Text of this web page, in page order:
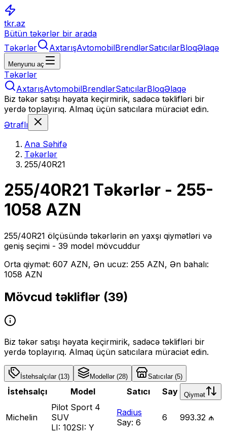
tkr.az
Bütün təkərlər bir arada
Təkərlər
AxtarışAvtomobilBrendlərSatıcılarBloqƏlaqə
Menyunu aç
Təkərlər
AxtarışAvtomobilBrendlərSatıcılarBloqƏlaqə
Biz təkər satışı həyata keçirmirik, sadəcə təklifləri bir
yerdə toplayırıq. Almaq üçün satıcılara müraciət edin.
Ətraflı
Ana Səhifə
Təkərlər
255/40R21
255/40R21 Təkərlər - 255-
1058 AZN
255/40R21 ölçüsündə təkərlərin ən yaxşı qiymətləri və
geniş seçimi - 39 model mövcuddur
Orta qiymət: 607 AZN, Ən ucuz: 255 AZN, Ən bahalı:
1058 AZN
Mövcud təkliflər (39)
Biz təkər satışı həyata keçirmirik, sadəcə təklifləri bir
yerdə toplayırıq. Almaq üçün satıcılara müraciət edin.
İstehsalçılar(13) Modellər(28) Satıcılar(5)
İstehsalçı Model Satıcı Say Qiymət
Michelin
Pilot Sport 4
SUV
LI: 102SI: Y
Radius
Say: 6 6 993.32 ₼